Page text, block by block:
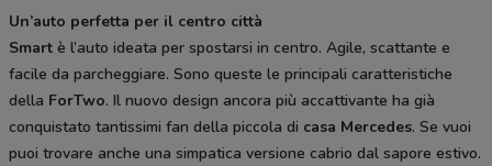
Un’auto perfetta per il centro città
Smart è l’auto ideata per spostarsi in centro. Agile, scattante e
facile da parcheggiare. Sono queste le principali caratteristiche
della ForTwo. Il nuovo design ancora più accattivante ha già
conquistato tantissimi fan della piccola di casa Mercedes. Se vuoi
puoi trovare anche una simpatica versione cabrio dal sapore estivo.